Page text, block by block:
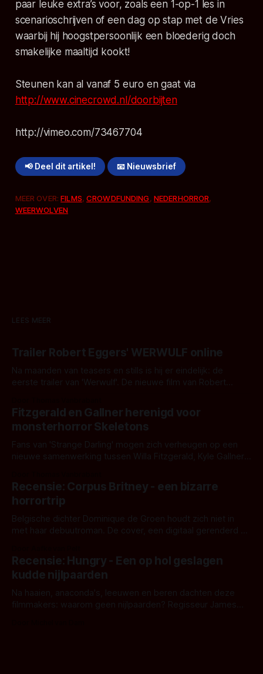
paar leuke extra’s voor, zoals een 1-op-1 les in
scenarioschrijven of een dag op stap met de Vries
waarbij hij hoogstpersoonlijk een bloederig doch
smakelijke maaltijd kookt!
Steunen kan al vanaf 5 euro en gaat via
http://www.cinecrowd.nl/doorbijten
http://vimeo.com/73467704
📢 Deel dit artikel! 📧 Nieuwsbrief
MEER OVER:FILMS,CROWDFUNDING, NEDERHORROR,
WEERWOLVEN
LEES MEER
Trailer Robert Eggers' WERWULF online
Na maanden van teasers en stills is hij er eindelijk: de
eerste trailer van 'Werwulf'. De nieuwe film van Robert
kille stijl vol folklore en mythe. Het topic deze keer is (kon
het het al raden?)... de weerwolf. Kijk je mee?
Fitzgerald en Gallner herenigd voor
monsterhorror Skeletons
Fans van 'Strange Darling' mogen zich verheugen op een
nieuwe samenwerking tussen Willa Fitzgerald, Kyle Gallner
'Skeletons', een nieuwe creature feature waarvoor de
opnames zijn gestart in Australië.
Recensie: Corpus Britney - een bizarre
horrortrip
Belgische dichter Dominique de Groen houdt zich niet in
met haar debuutroman. De cover, een digitaal gerenderd en
achtergrond, belooft iets kleurrijks maar onheilspellends,
iets ongrijpbaars. En dat maakt De Groen met ieder woord
waar.
Recensie: Hungry - Een op hol geslagen
kudde nijlpaarden
Na haaien, anaconda's, leeuwen en beren dachten deze
filmmakers: waarom geen nijlpaarden? Regisseur James